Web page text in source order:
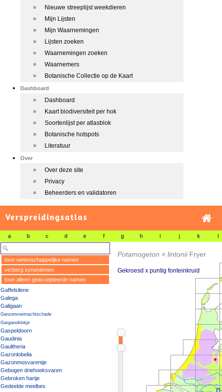
Nieuwe streeplijst weekdieren
Mijn Lijsten
Mijn Waarnemingen
Lijsten zoeken
Waarnemingen zoeken
Waarnemers
Botanische Collectie op de Kaart
Dashboard
Dashboard
Kaart biodiversiteit per hok
Soortenlijst per atlasblok
Botanische hotspots
Literatuur
Over
Over deze site
Privacy
Beheerders en validatoren
Verspreidingsatlas
a b c d e f g h i j k l
toon wetenschappelijke namen
verberg synoniemen
toon alleen geaccepteerde namen
Gaffelsilene
Galega
Galigaan
Ganzenvoetnachtschade
Garganoklokje
Gaspeldoorn
Gaudinia
Gaultheria
Gazonlobelia
Gazonmosvarentje
Gebogen driehoeksvaren
Gebroken hartje
Gedeelde meelbes
Potamogeton × lintonii Fryer
Gekroesd x puntig fonteinkruid